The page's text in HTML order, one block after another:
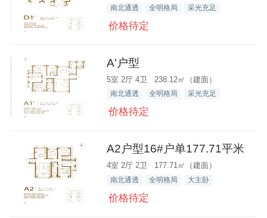
南北通透 全明格局 采光充足
价格待定
A'户型
5室 2厅 4卫 238.12㎡（建面）
南北通透 全明格局 采光充足
价格待定
A2户型16#户单177.71平米
4室 2厅 2卫 177.71㎡（建面）
南北通透 全明格局 大主卧
价格待定